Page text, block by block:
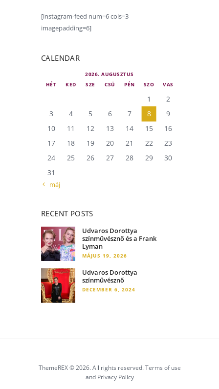
[instagram-feed num=6 cols=3
imagepadding=6]
CALENDAR
2026. AUGUSZTUS
HÉT
KED SZE CSÜ PÉN SZO VAS
1
2
3
4 5 6 7 8
9
10
11 12 13 14 15
16
17
18 19 20 21 22
23
24
25 26 27 28 29
30
31
« máj
RECENT POSTS
Udvaros Dorottya
színművésznő és a Frank
Lyman
MÁJUS 19, 2026
Udvaros Dorottya
színművésznő
DECEMBER 6, 2024
ThemeREX © 2026. All rights reserved. Terms of use
and Privacy Policy